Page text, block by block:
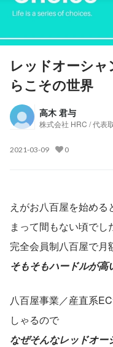
レッドオーシ
らこその世界
高木 君与
株式会社 HRC / 代表
2021-03-09 0
えがお八百屋を始め
まって間もない頃でし
完全会員制八百屋で月
そもそもハードルが高
八百屋事業／産直系
しゃるので
なぜそんなレッドオー